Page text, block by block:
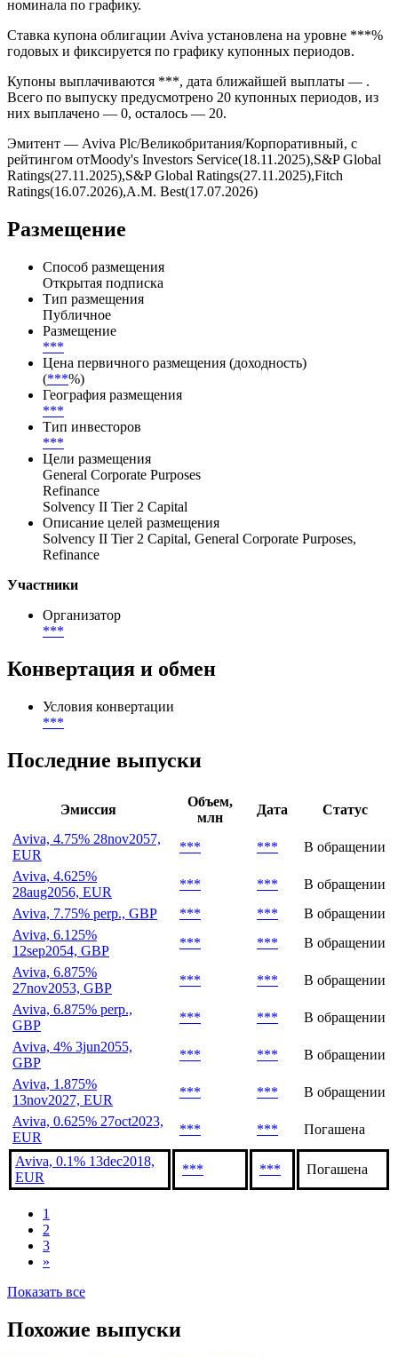
номинала по графику.
Ставка купона облигации Aviva установлена на уровне ***%
годовых и фиксируется по графику купонных периодов.
Купоны выплачиваются ***, дата ближайшей выплаты — .
Всего по выпуску предусмотрено 20 купонных периодов, из
них выплачено — 0, осталось — 20.
Эмитент — Aviva Plc/Великобритания/Корпоративный, с
рейтингом отMoody's Investors Service(18.11.2025),S&P Global
Ratings(27.11.2025),S&P Global Ratings(27.11.2025),Fitch
Ratings(16.07.2026),A.M. Best(17.07.2026)
Размещение
Способ размещения
Открытая подписка
Тип размещения
Публичное
Размещение
***
Цена первичного размещения (доходность)
(***%)
География размещения
***
Тип инвесторов
***
Цели размещения
General Corporate Purposes
Refinance
Solvency II Tier 2 Capital
Описание целей размещения
Solvency II Tier 2 Capital, General Corporate Purposes,
Refinance
Участники
Организатор
***
Конвертация и обмен
Условия конвертации
***
Последние выпуски
Эмиссия
Объем,
млн
Дата
Статус
Aviva, 4.75% 28nov2057,
EUR
*** ***
В обращении
Aviva, 4.625%
28aug2056, EUR
*** ***
В обращении
Aviva, 7.75% perp., GBP
*** ***
В обращении
Aviva, 6.125%
12sep2054, GBP
*** ***
В обращении
Aviva, 6.875%
27nov2053, GBP
*** ***
В обращении
Aviva, 6.875% perp.,
GBP
*** ***
В обращении
Aviva, 4% 3jun2055,
GBP
*** ***
В обращении
Aviva, 1.875%
13nov2027, EUR
*** ***
В обращении
Aviva, 0.625% 27oct2023,
EUR
*** *** Погашена
Aviva, 0.1% 13dec2018,
EUR
*** *** Погашена
1
2
3
»
Показать все
Похожие выпуски